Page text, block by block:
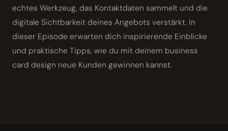
echtes Werkzeug, das Kontaktdaten sammelt und die
digitale Sichtbarkeit deines Angebots verstärkt. In
dieser Episode erwarten dich inspirierende Einblicke
und praktische Tipps, wie du mit deinem business
card design neue Kunden gewinnen kannst.